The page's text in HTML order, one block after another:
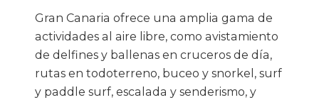
Gran Canaria ofrece una amplia gama de
actividades al aire libre, como avistamiento
de delfines y ballenas en cruceros de día,
rutas en todoterreno, buceo y snorkel, surf
y paddle surf, escalada y senderismo, y